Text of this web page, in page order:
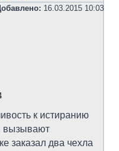
16.03.2015 10:03
к истиранию
вызывают
заказал два чехла